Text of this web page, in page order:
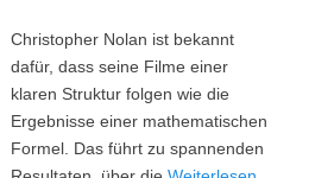
Christopher Nolan ist bekannt
dafür, dass seine Filme einer
klaren Struktur folgen wie die
Ergebnisse einer mathematischen
Formel. Das führt zu spannenden